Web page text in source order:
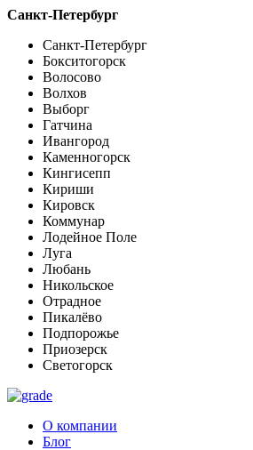
Санкт-Петербург
Санкт-Петербург
Бокситогорск
Волосово
Волхов
Выборг
Гатчина
Ивангород
Каменногорск
Кингисепп
Кириши
Кировск
Коммунар
Лодейное Поле
Луга
Любань
Никольское
Отрадное
Пикалёво
Подпорожье
Приозерск
Светогорск
О компании
Блог